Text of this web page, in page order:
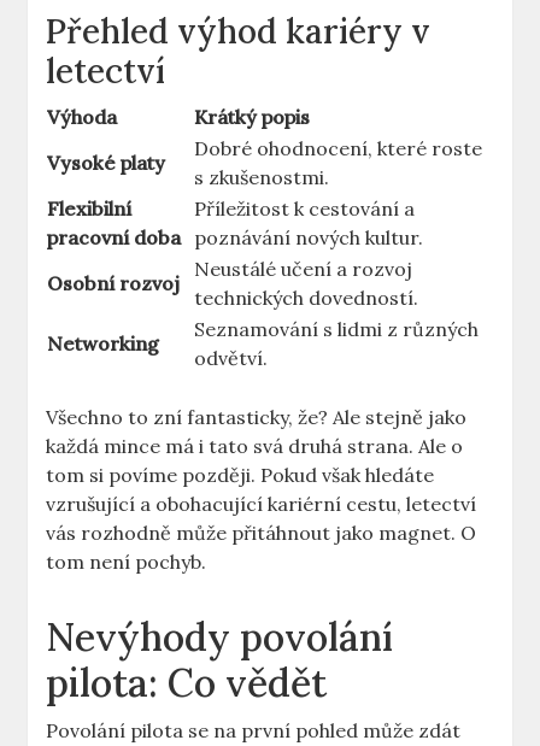
Přehled výhod kariéry v
letectví
Výhoda
Krátký popis
Vysoké platy
Dobré ohodnocení, které roste
s zkušenostmi.
Flexibilní
pracovní doba
Příležitost‍ k cestování a
poznávání ​nových kultur.
Osobní rozvoj
Neustálé ​učení ⁤a rozvoj
technických dovedností.
Networking
Seznamování s lidmi z⁢ různých
odvětví.
Všechno ​to ‍zní fantasticky, že? Ale stejně ​jako
každá mince má i tato svá ⁢druhá strana. Ale o ​
tom⁣ si ​povíme později. Pokud však hledáte
vzrušující a obohacující kariérní cestu, letectví
vás rozhodně může přitáhnout jako magnet. O
tom není ⁢pochyb.
Nevýhody povolání
pilota: ⁤Co⁢ vědět
Povolání pilota se ‍na první pohled⁣ může⁣ zdát